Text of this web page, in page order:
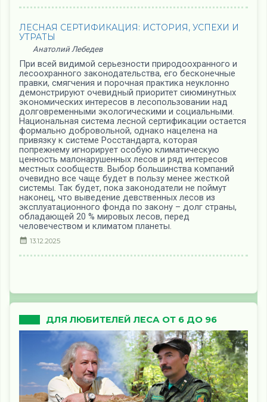
ЛЕСНАЯ СЕРТИФИКАЦИЯ: ИСТОРИЯ, УСПЕХИ И
УТРАТЫ
Анатолий Лебедев
При всей видимой серьезности природоохранного и
лесоохранного законодательства, его бесконечные
правки, смягчения и порочная практика неуклонно
демонстрируют очевидный приоритет сиюминутных
экономических интересов в лесопользовании над
долговременными экологическими и социальными.
Национальная система лесной сертификации остается
формально добровольной, однако нацелена на
привязку к системе Росстандарта, которая
попрежнему игнорирует особую климатическую
ценность малонарушенных лесов и ряд интересов
местных сообществ. Выбор большинства компаний
очевидно все чаще будет в пользу менее жесткой
системы. Так будет, пока законодатели не поймут
наконец, что выведение девственных лесов из
эксплуатационного фонда по закону – долг страны,
обладающей 20 % мировых лесов, перед
человечеством и климатом планеты.
13.12.2025
ДЛЯ ЛЮБИТЕЛЕЙ ЛЕСА ОТ 6 ДО 96